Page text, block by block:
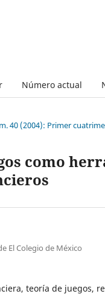
Número actual
40 (2004): Primer
como
El Colegio de México
teoría de juegos,